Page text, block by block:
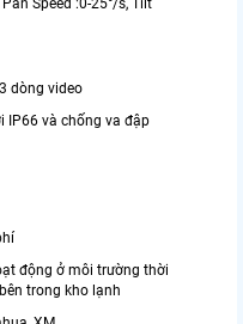
Speed :0-25°/s, Tilt
dòng video
IP66 và chống va đập
động ở môi trường thời
bên trong kho lạnh